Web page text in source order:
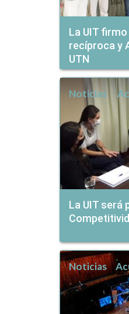
La UIT
recíproca y
UTN
Noticias
La UIT será
Noticias